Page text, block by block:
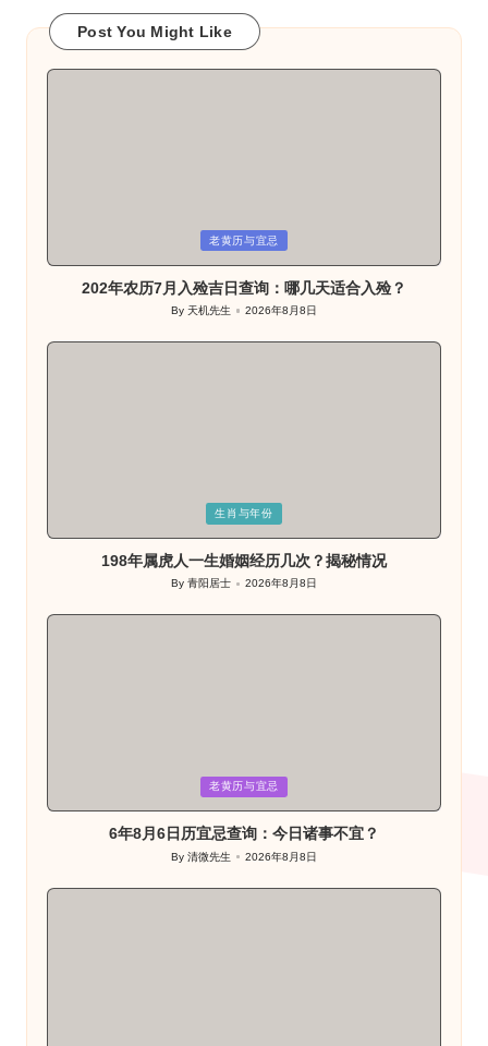
Post You Might Like
in
老黄历与宜忌
202年农历7月入殓吉日查询：哪几天适合入殓？
Posted
By天机先生 2026年8月8日
in
生肖与年份
198年属虎人一生婚姻经历几次？揭秘情况
Posted
By青阳居士 2026年8月8日
in
老黄历与宜忌
6年8月6日历宜忌查询：今日诸事不宜？
Posted
By清微先生 2026年8月8日